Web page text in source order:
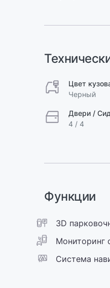
Цвет
Черный
Двери /
4 / 4
Функции
3D
Мониторинг
Cистема